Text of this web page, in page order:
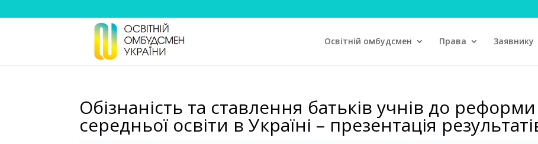
Освітній омбудсмен Права Заявнику
Обізнаність та ставлення батьків учнів до
середньої освіти в Україні – презентація